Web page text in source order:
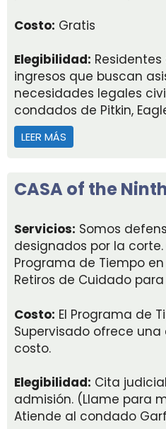
Costo: Gratis
Elegibilidad:
ingresos que buscan
necesidades legales
condados de Pitkin,
LEER MÁS
CASA of the
Servicios: Somos
designados por la
Programa de Tiempo
Retiros de Cuidado
Costo: El Programa de
Supervisado ofrece
costo.
Elegibilidad: Cita
admisión. (Llame para
Atiende al condado